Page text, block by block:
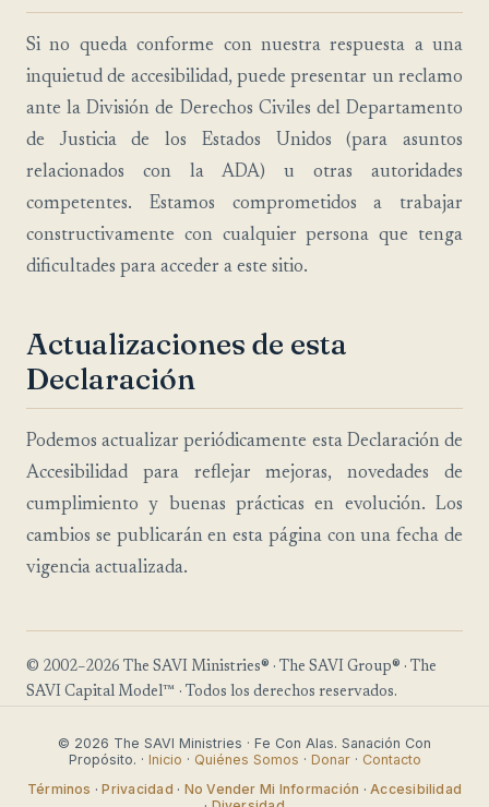
Si no queda conforme con nuestra respuesta a una
inquietud de accesibilidad, puede presentar un reclamo
ante la División de Derechos Civiles del Departamento
de Justicia de los Estados Unidos (para asuntos
relacionados con la ADA) u otras autoridades
competentes. Estamos comprometidos a trabajar
constructivamente con cualquier persona que tenga
dificultades para acceder a este sitio.
Actualizaciones de esta
Declaración
Podemos actualizar periódicamente esta Declaración de
Accesibilidad para reflejar mejoras, novedades de
cumplimiento y buenas prácticas en evolución. Los
cambios se publicarán en esta página con una fecha de
vigencia actualizada.
© 2002–2026 The SAVI Ministries® · The SAVI Group® · The
SAVI Capital Model™ · Todos los derechos reservados.
© 2026 The SAVI Ministries · Fe Con Alas. Sanación Con
Propósito. · Inicio · Quiénes Somos · Donar· Contacto
Términos ·Privacidad · No Vender Mi Información ·Accesibilidad